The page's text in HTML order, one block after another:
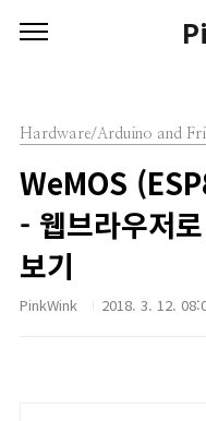
Hardware/Arduino and
WeMOS
- 웹브라우저
보기
PinkWink 2018. 3. 12.